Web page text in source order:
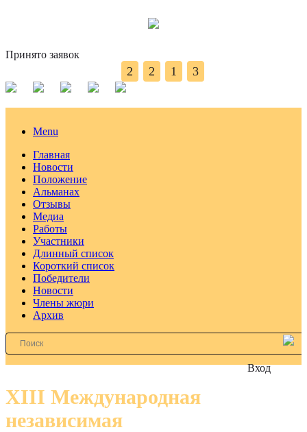
Принято заявок
2 2 1 3
Menu
Главная
Новости
Положение
Альманах
Отзывы
Медиа
Работы
Участники
Длинный список
Короткий список
Победители
Новости
Члены жюри
Архив
Вход
XIII Международная
независимая